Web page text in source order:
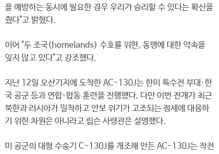
을 예방하는 동시에 필요한 경우 우리가 승리할 수 있다는 확신을
줬다"고 밝혔다.
이어 "두 조국(homelands) 수호를 위한, 동맹에 대한 약속을
잊지 않고 있다"고 강조했다.
지난 12일 오산기지에 도착한 AC-130J는 한미 특수전 부대·한
국 공군 등과 연합·합동 훈련을 진행했다. 다만 이번 전개가 최근
북한과 러시아가 밀착하고 안보 위기가 고조되는 정세에 대응하
기 위한 차원은 아니라고 립슨 사령관은 설명했다.
미 공군의 대형 수송기 C-130J를 개조해 만든 AC-130J는 작전